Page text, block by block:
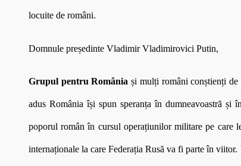
locuite de români.
Domnule președinte Vladimir Vladimirovici Putin,
Grupul pentru România și mulți români conștienți de
adus România își spun speranța în dumneavoastră și
poporul român în cursul operațiunilor militare pe care
internaționale la care Federația Rusă va fi parte în